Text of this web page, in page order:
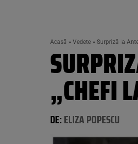
Acasă » Vedete » Surpriză la
„CHEFI
DE:ELIZA POPESCU